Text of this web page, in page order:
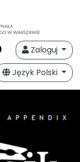
Zaloguj
Język Polski